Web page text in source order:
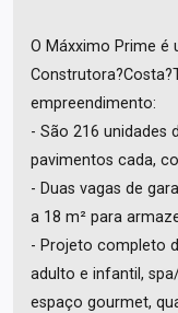
O Máxximo Prime
empreendimento:
- São 216 unidades
pavimentos cada,
- Duas vagas de
a 18 m² para
- Projeto completo
adulto e infantil,
espaço gourmet,